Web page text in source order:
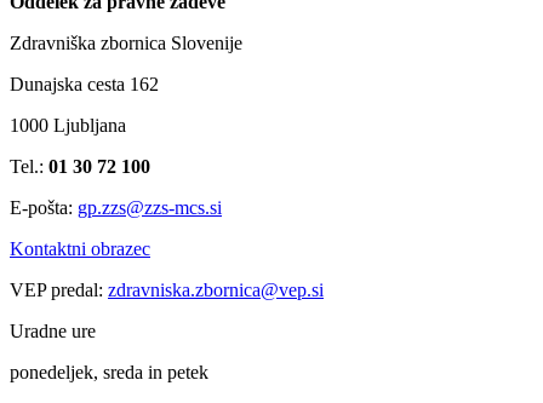
Zdravniška zbornica Slovenije
Dunajska cesta 162
1000 Ljubljana
Tel.: 01 30 72 100
E-pošta: gp.zzs@zzs-mcs.si
Kontaktni obrazec
VEP predal: zdravniska.zbornica@vep.si
Uradne ure
ponedeljek, sreda in petek